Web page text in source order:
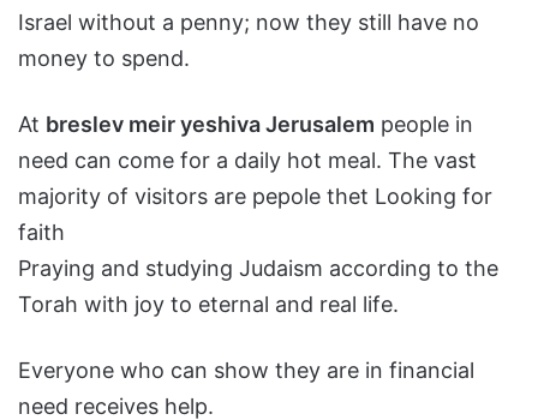
Israel without a penny; now they still have no
money to spend.
At breslev meir yeshiva Jerusalem people in
need can come for a daily hot meal. The vast
majority of visitors are pepole thet Looking for
faith
Praying and studying Judaism according to the
Torah with joy to eternal and real life.
Everyone who can show they are in financial
need receives help.